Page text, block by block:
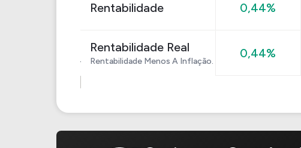
Rentabilidade 0,44%
Rentabilidade Real
Rentabilidade Menos A Inflação.
0,44%